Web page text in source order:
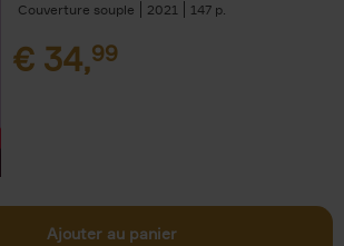
Couverture souple
2021 147
€ 34,99
Ajouter au panier